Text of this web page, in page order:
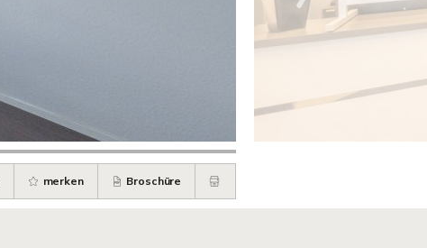
merken Broschüre